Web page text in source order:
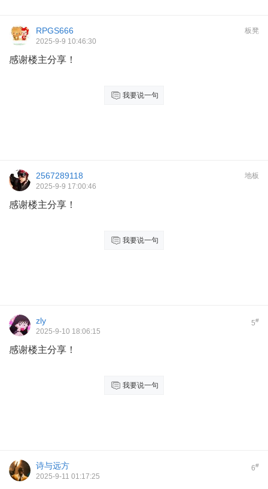
板凳
RPGS666
2025-9-9 10:46:30
感谢楼主分享！
我要说一句
地板
2567289118
2025-9-9 17:00:46
感谢楼主分享！
我要说一句
5#
zly
2025-9-10 18:06:15
感谢楼主分享！
我要说一句
6#
诗与远方
2025-9-11 01:17:25